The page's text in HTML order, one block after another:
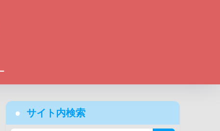
サイト内検索